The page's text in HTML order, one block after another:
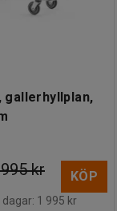
gallerhyllplan,
kr KÖP
1 995 kr